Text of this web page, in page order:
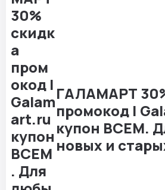
ГАЛАМАРТ
промокод |
купон ВСЕМ.
новых и